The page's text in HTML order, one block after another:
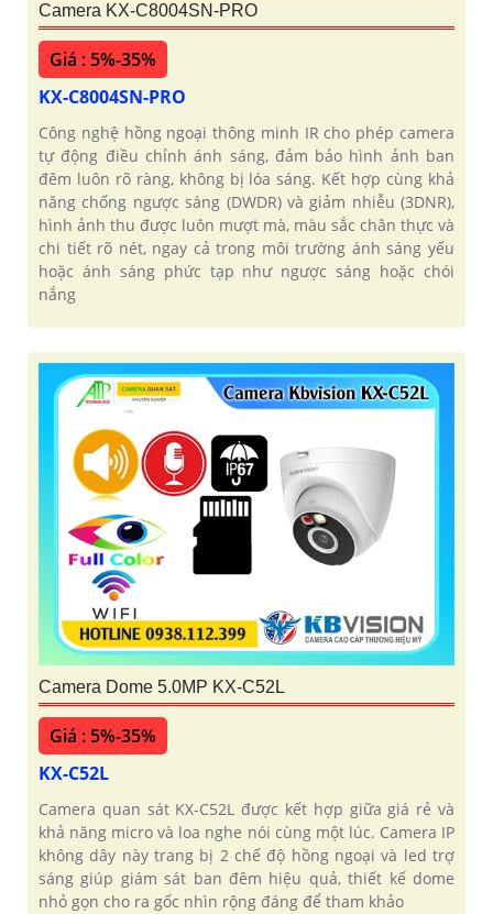
Camera KX-C8004SN-PRO
Giá : 5%-35%
KX-C8004SN-PRO
Công nghệ hồng ngoại thông minh IR cho phép camera
tự động điều chỉnh ánh sáng, đảm bảo hình ảnh ban
đêm luôn rõ ràng, không bị lóa sáng. Kết hợp cùng khả
năng chống ngược sáng (DWDR) và giảm nhiễu (3DNR),
hình ảnh thu được luôn mượt mà, màu sắc chân thực và
chi tiết rõ nét, ngay cả trong môi trường ánh sáng yếu
hoặc ánh sáng phức tạp như ngược sáng hoặc chói
nắng
Camera Dome 5.0MP KX-C52L
Giá : 5%-35%
KX-C52L
Camera quan sát KX-C52L được kết hợp giữa giá rẻ và
khả năng micro và loa nghe nói cùng một lúc. Camera IP
không dây này trang bị 2 chế độ hồng ngoại và led trợ
sáng giúp giám sát ban đêm hiệu quả, thiết kế dome
nhỏ gọn cho ra gốc nhìn rộng đáng để tham khảo